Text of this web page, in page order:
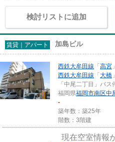
検討リストに追加
賃貸｜アパート 加島ビル
西鉄大牟田線 「 高宮
西鉄大牟田線 「 大橋
「中尾二丁目」バ
福岡県福岡市南区中
-
築年数：築25年
階数：3階建
現在空室情報